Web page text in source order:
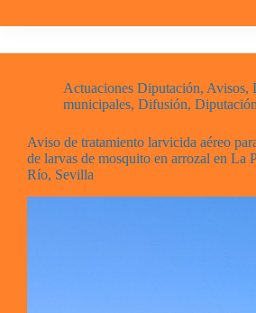
Actuaciones Diputación, Avisos,
municipales, Difusión,
Aviso de tratamiento larvicida aéreo
de larvas de mosquito en arrozal en La
Río, Sevilla